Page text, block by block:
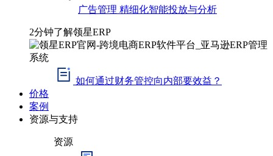
广告管理 精细化智能投放与分析
2分钟了解领星ERP
如何通过财务管控向内部要效益？
价格
案例
资源与支持
资源